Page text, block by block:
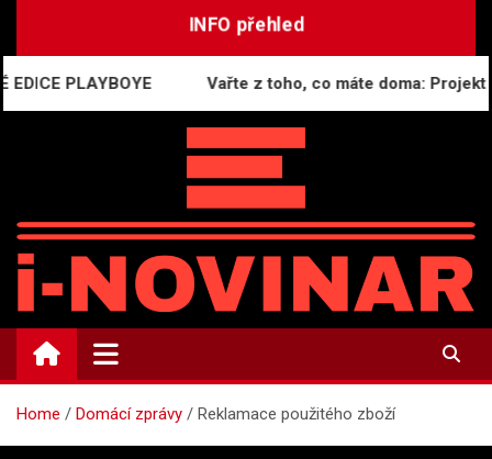
INFO přehled
PLAYBOYE Vařte z toho, co máte doma: Projekt
i-NOVINÁŘ
Mediální komunikace a press relations
Home Domácí zprávy Reklamace použitého zboží